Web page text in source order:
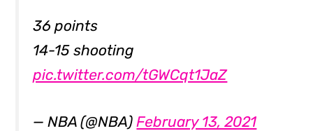
36 points
14-15 shooting
pic.twitter.com/tGWCqt1JaZ
— NBA (@NBA)February 13, 2021